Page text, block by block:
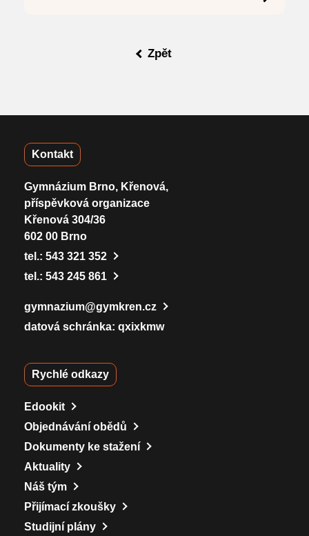
Zpět
Kontakt
Gymnázium Brno, Křenová,
příspěvková organizace
Křenová 304/36
602 00 Brno
tel.: 543 321 352
tel.: 543 245 861
gymnazium@gymkren.cz
datová schránka: qxixkmw
Rychlé odkazy
Edookit
Objednávání obědů
Dokumenty ke stažení
Aktuality
Náš tým
Přijímací zkoušky
Studijní plány